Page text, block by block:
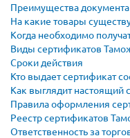
Преимущества документа
На какие товары
Когда необходимо
Виды сертификатов
Сроки действия
Кто выдает сертификат
Как выглядит настоящий
Правила оформления
Реестр сертификатов
Ответственность за